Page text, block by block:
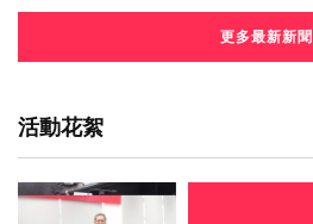
更多最新新聞
活動花絮